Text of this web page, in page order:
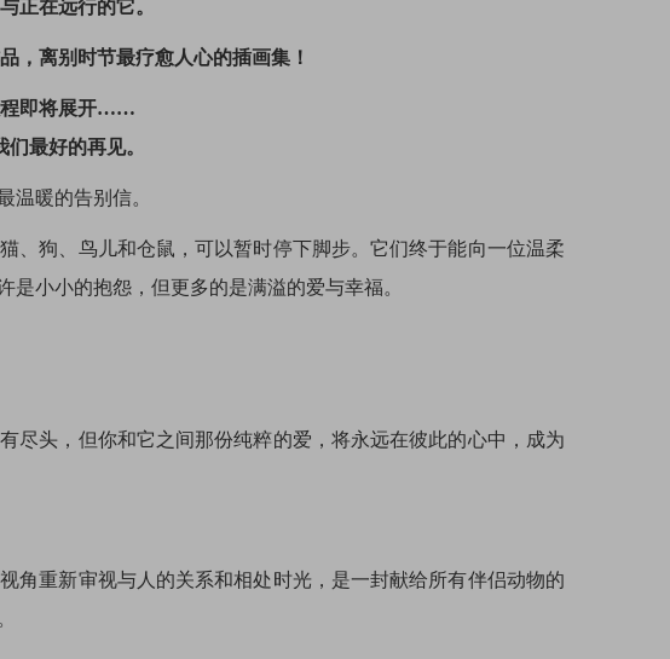
正在远行的它。
，离别时节最疗愈人心的插画集！
程即将展开……
最好的再见。
暖的告别信。
狗、鸟儿和仓鼠，可以暂时停下脚步。它们终于能向一位温柔
小小的抱怨，但更多的是满溢的爱与幸福。
头，但你和它之间那份纯粹的爱，将永远在彼此的心中，成为
重新审视与人的关系和相处时光，是一封献给所有伴侣动物的